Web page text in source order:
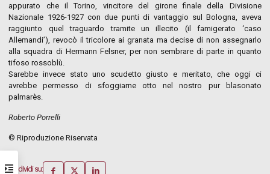
appurato che il Torino, vincitore del girone finale della Divisione
Nazionale 1926-1927 con due punti di vantaggio sul Bologna, aveva
raggiunto quel traguardo tramite un illecito (il famigerato ‘caso
Allemandi’), revocò il tricolore ai granata ma decise di non assegnarlo
alla squadra di Hermann Felsner, per non sembrare di parte in quanto
tifoso rossoblù.
Sarebbe invece stato uno scudetto giusto e meritato, che oggi ci
avrebbe permesso di sfoggiarne otto nel nostro pur blasonato
palmarès.
Roberto Porrelli
© Riproduzione Riservata
Condividi su: